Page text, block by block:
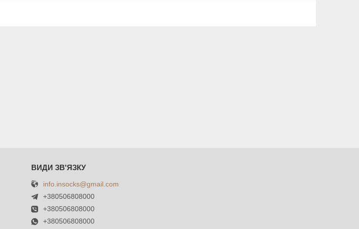
info.insocks@gmail.com
+380506808000
+380506808000
+380506808000